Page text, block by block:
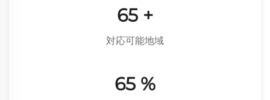
87 +
対応可能地域
87 %